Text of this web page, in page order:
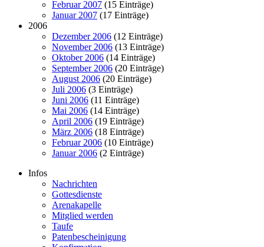
Februar 2007 (15 Einträge)
Januar 2007 (17 Einträge)
2006
Dezember 2006 (12 Einträge)
November 2006 (13 Einträge)
Oktober 2006 (14 Einträge)
September 2006 (20 Einträge)
August 2006 (20 Einträge)
Juli 2006 (3 Einträge)
Juni 2006 (11 Einträge)
Mai 2006 (14 Einträge)
April 2006 (19 Einträge)
März 2006 (18 Einträge)
Februar 2006 (10 Einträge)
Januar 2006 (2 Einträge)
Infos
Nachrichten
Gottesdienste
Arenakapelle
Mitglied werden
Taufe
Patenbescheinigung